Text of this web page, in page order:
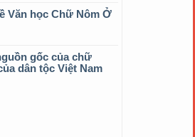
Văn học Chữ Nôm Ở
gốc của chữ
dân tộc Việt Nam